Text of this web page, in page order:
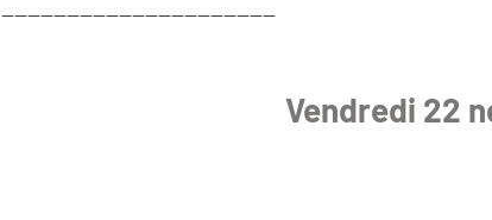
------------------------------------------
Vendredi 22